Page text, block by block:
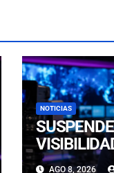
NOTICIAS
AGO 8, 2026